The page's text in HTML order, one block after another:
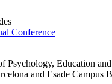
Conference
Psychology, Education
and Esade Campus